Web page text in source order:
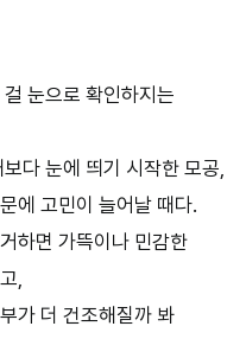
눈으로 확인하지는
다 눈에 띄기 시작한 모공,
에 고민이 늘어날 때다.
하면 가뜩이나 민감한
,
가 더 건조해질까 봐